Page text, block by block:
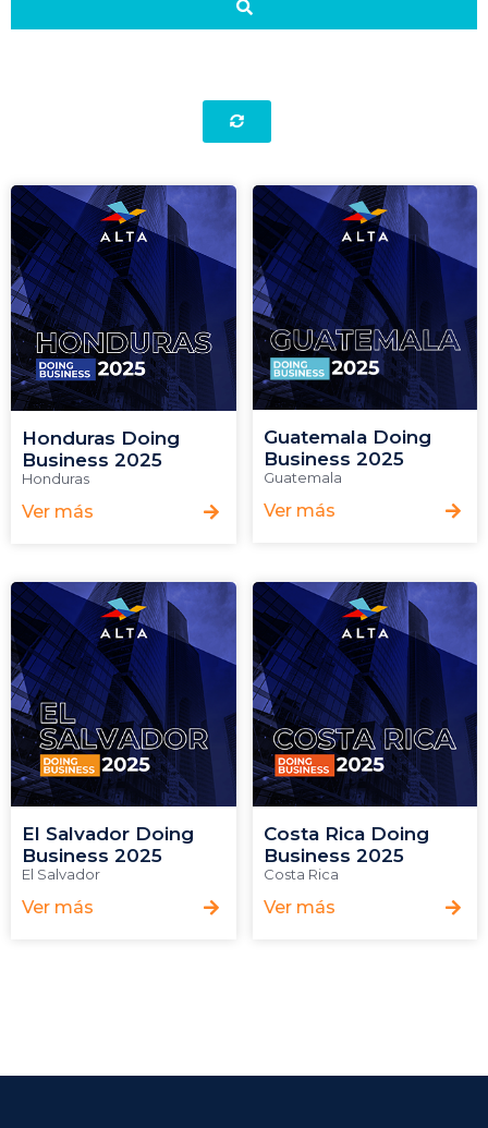
Honduras Doing
Business 2025
Honduras
Ver más
Guatemala Doing
Business 2025
Guatemala
Ver más
El Salvador Doing
Business 2025
El Salvador
Ver más
Costa Rica Doing
Business 2025
Costa Rica
Ver más